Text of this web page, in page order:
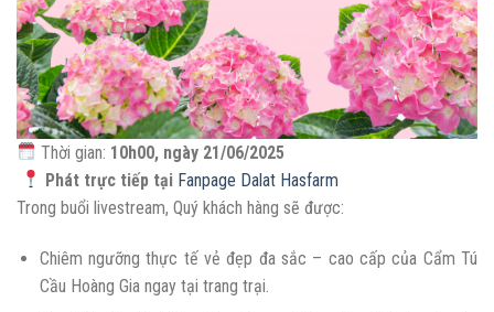
Thời gian: 10h00, ngày 21/06/2025
Phát trực tiếp tại Fanpage Dalat Hasfarm
Trong buổi livestream, Quý khách hàng sẽ được:
Chiêm ngưỡng thực tế vẻ đẹp đa sắc – cao cấp của Cẩm Tú
Cầu Hoàng Gia ngay tại trang trại.